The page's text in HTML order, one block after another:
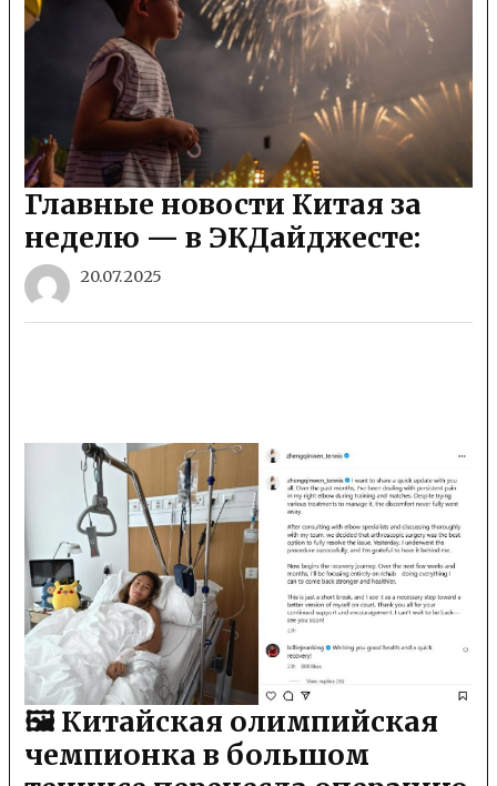
Главные новости Китая за
неделю — в ЭКДайджесте:
20.07.2025
🖼 Китайская олимпийская
чемпионка в большом